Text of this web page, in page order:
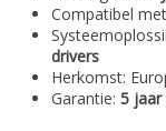
Compatibel
drivers
Herkomst:
Garantie: 5 jaar